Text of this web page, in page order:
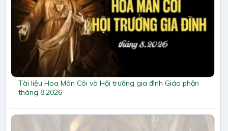
Tài liệu Hoa Mân Côi và Hội trưởng gia đình Giáo phận
tháng 8.2026